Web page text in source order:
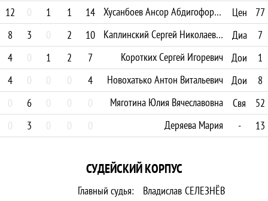
12
0 1 1 14 Хусанбоев Ансор Абдигофорович Цен
77
8
3 0 2 10 Каплинский Сергей Николаевич Диа
7
4
0 1 2 7 Коротких Сергей Игоревич Дои
1
4
0 0 0 4 Новохатько Антон Витальевич Дои
8
0
6 0 0 0 Мяготина Юлия Вячеславовна Свя
52
0
3 0 0 0 Деряева Мария - 13
СУДЕЙСКИЙ КОРПУС
Главный судья: Владислав СЕЛЕЗНЁВ